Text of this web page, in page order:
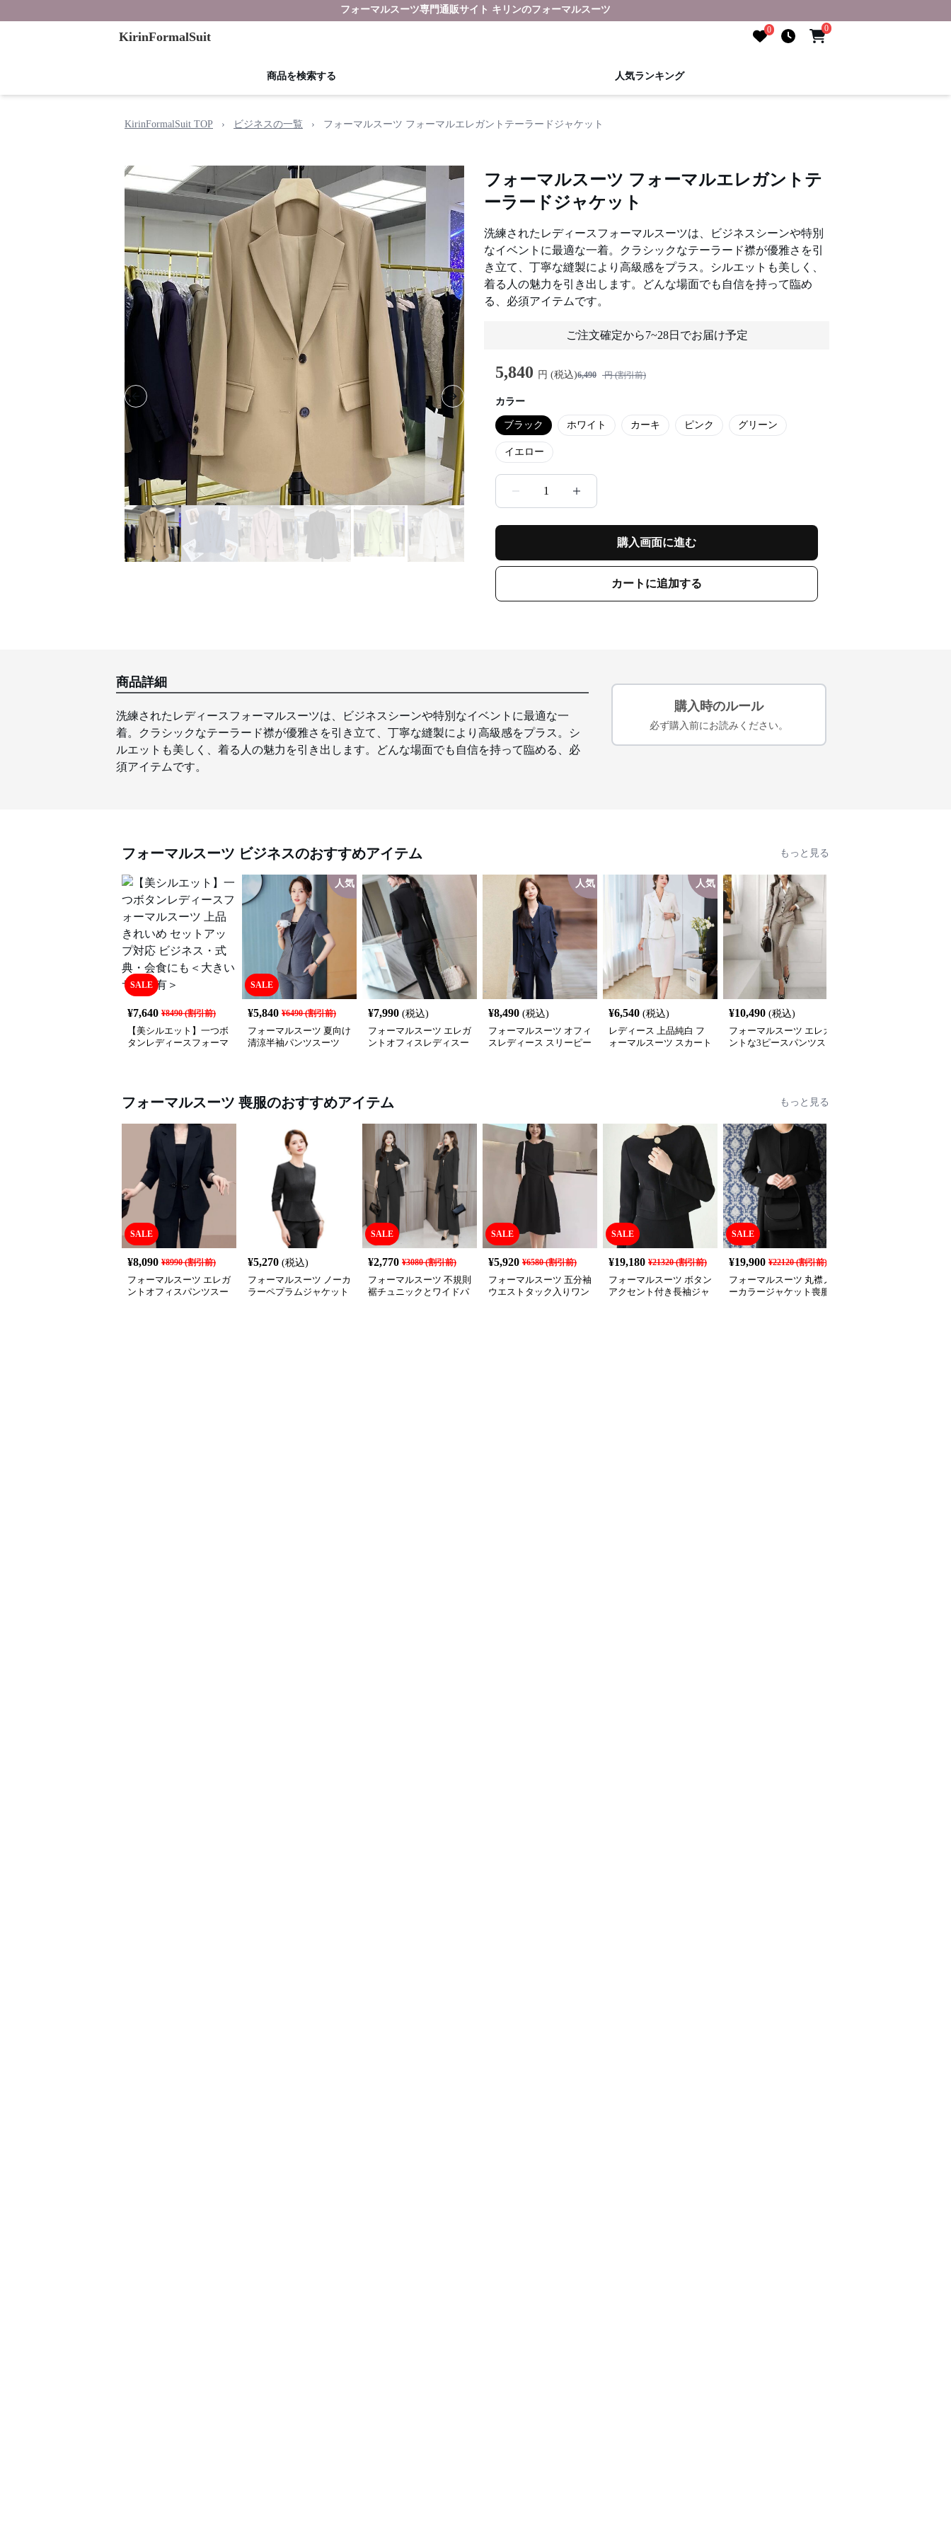
フォーマルスーツ専門通販サイト キリンのフォーマルスーツ
KirinFormalSuit 0 0
商品を検索する 人気ランキング
KirinFormalSuit TOP › ビジネスの一覧 › フォーマルスーツ フォーマルエレガントテーラードジャケット
Previous slide Next slide
フォーマルスーツ フォーマルエレガントテ
ーラードジャケット
洗練されたレディースフォーマルスーツは、ビジネスシーンや特別
なイベントに最適な一着。クラシックなテーラード襟が優雅さを引
き立て、丁寧な縫製により高級感をプラス。シルエットも美しく、
着る人の魅力を引き出します。どんな場面でも自信を持って臨め
る、必須アイテムです。
ご注文確定から7~28日でお届け予定
5,840 円 (税込)6,490 円 (割引前)
カラー
ブラック ホワイト カーキ ピンク グリーン
イエロー
1
購入画面に進む
カートに追加する
商品詳細
洗練されたレディースフォーマルスーツは、ビジネスシーンや特別なイベントに最適な一
着。クラシックなテーラード襟が優雅さを引き立て、丁寧な縫製により高級感をプラス。シ
ルエットも美しく、着る人の魅力を引き出します。どんな場面でも自信を持って臨める、必
須アイテムです。
購入時のルール
必ず購入前にお読みください。
フォーマルスーツ ビジネスのおすすめアイテム もっと見る
SALE
¥7,640 ¥8490(割引前)
【美シルエット】一つボ
タンレディースフォーマ
SALE
人気
¥5,840 ¥6490(割引前)
フォーマルスーツ 夏向け
清涼半袖パンツスーツ
¥7,990 (税込)
フォーマルスーツ エレガ
ントオフィスレディスー
人気
¥8,490 (税込)
フォーマルスーツ オフィ
スレディース スリーピー
人気
¥6,540 (税込)
レディース 上品純白 フ
ォーマルスーツ スカート
¥10,490 (税込)
フォーマルスーツ エレガ
ントな3ピースパンツス
フォーマルスーツ 喪服のおすすめアイテム もっと見る
SALE
¥8,090 ¥8990(割引前)
フォーマルスーツ エレガ
ントオフィスパンツスー
¥5,270 (税込)
フォーマルスーツ ノーカ
ラーペプラムジャケット
SALE
¥2,770 ¥3080(割引前)
フォーマルスーツ 不規則
裾チュニックとワイドパ
SALE
¥5,920 ¥6580(割引前)
フォーマルスーツ 五分袖
ウエストタック入りワン
SALE
¥19,180 ¥21320(割引前)
フォーマルスーツ ボタン
アクセント付き長袖ジャ
SALE
¥19,900 ¥22120(割引前)
フォーマルスーツ 丸襟ノ
ーカラージャケット喪服